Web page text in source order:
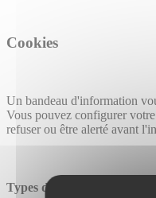
Cookies
Un bandeau d'information
Vous pouvez configurer
refuser ou être alerté avant
Types de cookies utilisés :